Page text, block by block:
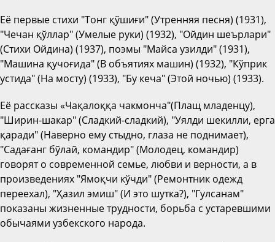
Её первые стихи "Тонг қўшиғи" (Утренняя песня) (1931),
"Чечан қўллар" (Умелые руки) (1932), "Ойдин шеърлари"
(Стихи Ойдина) (1937), поэмы "Майса узилди" (1931),
"Машина қучоғида" (В объятиях машин) (1932), "Кўприк
устида" (На мосту) (1933), "Бу кеча" (Этой ночью) (1933).
Её рассказы «Чақалоққа чакмонча"(Плащ младенцу),
"Ширин-шакар" (Сладкий-сладкий), "Уялди шекилли, ерга
қаради" (Наверно ему стыдно, глаза не поднимает),
"Садағанг бўлай, командир" (Молодец, командир)
говорят о современной семье, любви и верности, а в
произведениях "Ямоқчи кўчди" (Ремонтник одежд
переехал), "Ҳазил эмиш" (И это шутка?), "Гулсанам"
показаны жизненные трудности, борьба с устаревшими
обычаями узбекского народа.